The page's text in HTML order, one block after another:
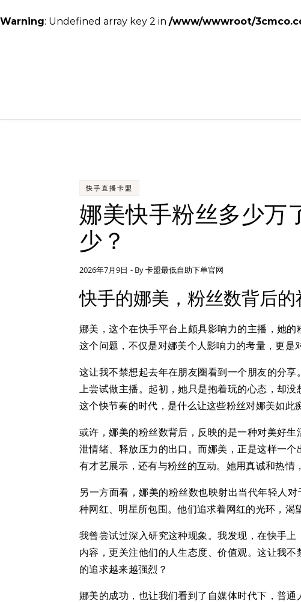
Warning: Undefined array key 2 in /www/wwwroot/
快手直播卡盟
娜美快手粉丝多少万
少？
2026年7月9日 - By卡盟最低自助下单官网
快手的娜美，粉丝数背后的
娜美，这个在快手平台上颇具影响力的主播，她
这个问题，不仅是对娜美个人影响力的考量，更是
这让我不禁想起去年在朋友圈看到一个朋友的分
上尝试做主播。起初，她只是抱着玩的心态，却
这个快节奏的时代，是什么让这些粉丝对娜美如此
或许，娜美的粉丝数背后，反映的是一种对美好
泄情绪、释放压力的出口。而娜美，正是这样一
有才艺展示，还有与粉丝的互动。她用真诚和热情
另一方面看，娜美的粉丝数也映射出当代年轻人
种网红、明星所包围。他们追求着网红的光环，渴
我曾尝试过深入研究这种现象。我发现，在快手
内容，更关注他们的人生态度、价值观。这让我
的追求越来越强烈？
娜美的成功，也让我们看到了自媒体时代下，普